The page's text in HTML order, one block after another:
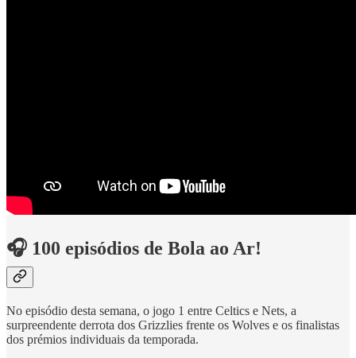
🎧 100 episódios de Bola ao Ar!
No episódio desta semana, o jogo 1 entre Celtics e Nets, a
surpreendente derrota dos Grizzlies frente os Wolves e os finalistas
dos prémios individuais da temporada.